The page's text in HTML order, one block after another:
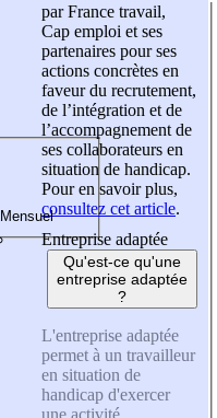
par France travail,
Cap emploi et ses
partenaires pour ses
actions concrètes en
faveur du recrutement,
de l’intégration et de
l’accompagnement de
ses collaborateurs en
situation de handicap.
Pour en savoir plus,
consultez cet article.
Entreprise adaptée
Qu'est-ce qu'une
entreprise adaptée
?
L'entreprise adaptée
permet à un travailleur
en situation de
handicap d'exercer
une activité